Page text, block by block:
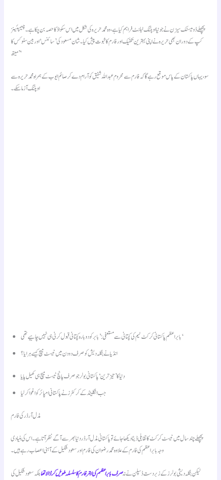
پچھلے ڈومیسٹک سیزن نے جو نیا اوپننگ ٹیلنٹ فراہم کیا ہے، وہ محمد حریرہ کی شکل میں اس سکواڈ کا حصہ بن چکا ہے۔ چیمپئینز
کپ کے دوران بھی حریرہ نے اپنی بہترین تکنیک اور فارم کا ثبوت پیش کیا۔ شان مسعود کی ’سائنس‘ اور بین سٹوکس کا
’میتھ‘
سو، یہاں پاکستان کے پاس موقع رہے گا کہ فارم سے محروم عبداللہ شفیق کو آرام دے کر صائم ایوب کے ہمراہ محمد حریرہ سے
اوپننگ آزما سکے۔
بابر اعظم پاکستانی کرکٹ ٹیم کی کپتانی سے مستعفی: ’بابر کو دوبارہ کپتانی قبول کرنی ہی نہیں چاہیے تھی‘
انڈیا نے بنگلہ دیش کو صرف دو دن میں ٹیسٹ میچ کیسے ہرایا؟
دنیا کا ’تیز ترین‘ پاکستانی بولر جو صرف پانچ ٹیسٹ میچ ہی کھیل پایا
جب انگلینڈ کے کرکٹرز نے پاکستانی امپائر کو اغوا کر لیا
مڈل آرڈر کی فارم
پچھلے چند سال میں ٹیسٹ کرکٹ کا تقابلی ڈیٹا دیکھا جائے تو پاکستانی مڈل آرڈر دنیا بھر سے آگے نظر آتا ہے۔ اس کی بنیادی
وجہ بابر اعظم کی فارم کے علاوہ محمد رضوان کی فارم اور سعود شکیل کے آہنی اعصاب رہے ہیں۔
لیکن بنگلہ دیشی بولرز کے زبردست ڈسپلن نے نہصرف بابر اعظم کی ابتر فارم کا سلسلہ طویل کر ڈالا تھابلکہ سعود شکیل کی